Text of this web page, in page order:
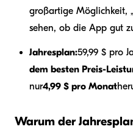
großartige Möglichkeit,
sehen, ob die App gut
Jahresplan:59,99 $ pro
dem besten Preis-
nur4,99 $ pro Monat
Warum der